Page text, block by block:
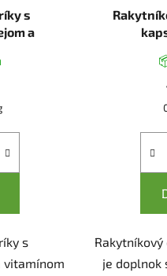
s
a
s
vitamínom
je doplnok